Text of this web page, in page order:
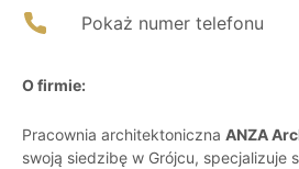
Pokaż numer telefonu
O firmie:
Pracownia architektoniczna ANZA
swoją siedzibę w Grójcu, specjalizuje